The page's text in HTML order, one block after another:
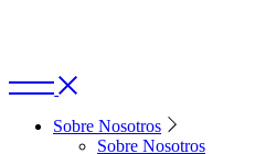
Sobre Nosotros
Sobre Nosotros